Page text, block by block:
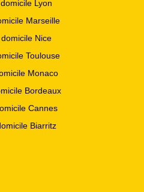
Lyon
Marseille
Nice
Toulouse
Monaco
Bordeaux
Cannes
Biarritz